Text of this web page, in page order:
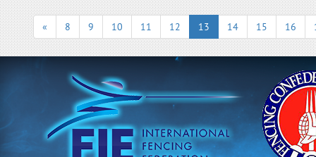
« 8 9 10 11 12 13 14 15 16